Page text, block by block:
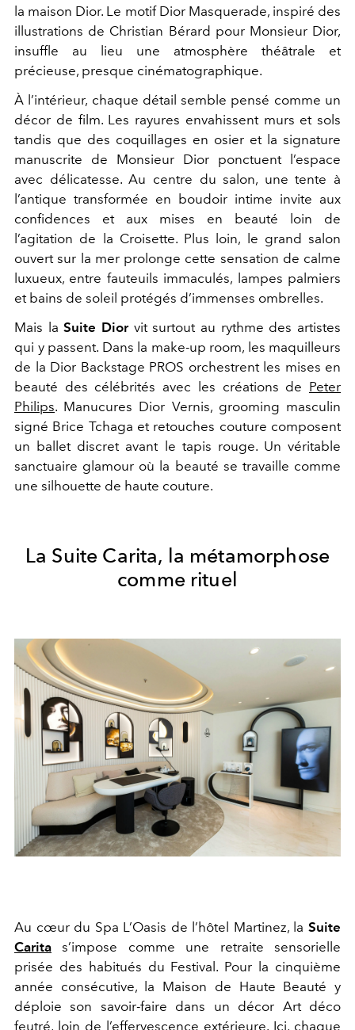
la maison Dior. Le motif Dior Masquerade, inspiré des
illustrations de Christian Bérard pour Monsieur Dior,
insuffle au lieu une atmosphère théâtrale et
précieuse, presque cinématographique.
À l’intérieur, chaque détail semble pensé comme un
décor de film. Les rayures envahissent murs et sols
tandis que des coquillages en osier et la signature
manuscrite de Monsieur Dior ponctuent l’espace
avec délicatesse. Au centre du salon, une tente à
l’antique transformée en boudoir intime invite aux
confidences et aux mises en beauté loin de
l’agitation de la Croisette. Plus loin, le grand salon
ouvert sur la mer prolonge cette sensation de calme
luxueux, entre fauteuils immaculés, lampes palmiers
et bains de soleil protégés d’immenses ombrelles.
Mais laSuite Diorvit surtout au rythme des artistes
qui y passent. Dans la make-up room, les maquilleurs
de la Dior Backstage PROS orchestrent les mises en
beauté des célébrités avec les créations de Peter
Philips. Manucures Dior Vernis, grooming masculin
signé Brice Tchaga et retouches couture composent
un ballet discret avant le tapis rouge. Un véritable
sanctuaire glamour où la beauté se travaille comme
une silhouette de haute couture.
La Suite Carita, la métamorphose
comme rituel
Au cœur du Spa L’Oasis de l’hôtel Martinez, la Suite
Carita s’impose comme une retraite sensorielle
prisée des habitués du Festival. Pour la cinquième
année consécutive, la Maison de Haute Beauté y
déploie son savoir-faire dans un décor Art déco
feutré, loin de l’effervescence extérieure. Ici, chaque